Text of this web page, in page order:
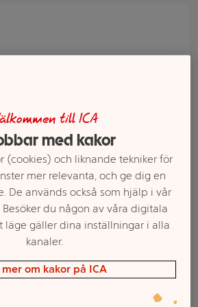
till ICA
med kakor
(cookies) och liknande tekniker för
mer relevanta, och ge dig en
De används också som hjälp i vår
du någon av våra digitala
läge gäller dina inställningar i alla
kanaler.
mer om kakor på ICA